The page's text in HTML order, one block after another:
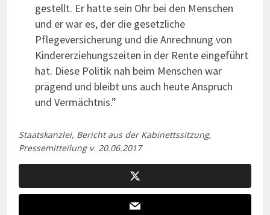
gestellt. Er hatte sein Ohr bei den Menschen
und er war es, der die gesetzliche
Pflegeversicherung und die Anrechnung von
Kindererziehungszeiten in der Rente eingeführt
hat. Diese Politik nah beim Menschen war
prägend und bleibt uns auch heute Anspruch
und Vermächtnis.”
Staatskanzlei, Bericht aus der Kabinettssitzung,
Pressemitteilung v. 20.06.2017